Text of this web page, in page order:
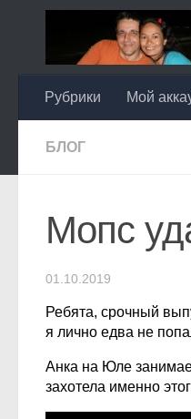
Перейти к
Рубрики Мой
БЛОГ
Мопс
01.10.2019
Ребята, срочный
я лично едва не
Анка на Юле
захотела именно